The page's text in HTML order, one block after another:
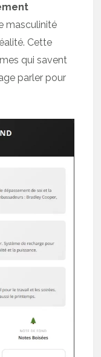
masculinité
Cette
qui savent
parler pour